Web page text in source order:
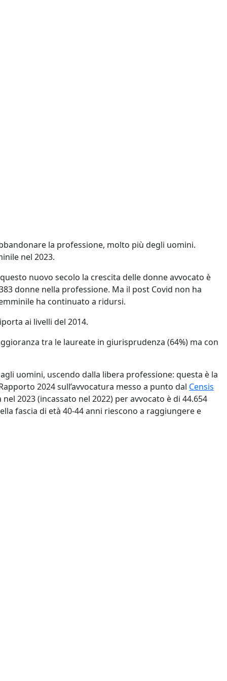
la professione, molto più degli uomini.
nel 2023.
nuovo secolo la crescita delle donne avvocato è
donne nella professione. Ma il post Covid non ha
ha continuato a ridursi.
ai livelli del 2014.
tra le laureate in giurisprudenza (64%) ma con
uomini, uscendo dalla libera professione: questa è la
2024 sull’avvocatura messo a punto dal Censis
2023 (incassato nel 2022) per avvocato è di 44.654
fascia di età 40-44 anni riescono a raggiungere e